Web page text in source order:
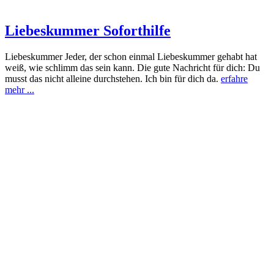
Liebeskummer Soforthilfe
Liebeskummer Jeder, der schon einmal Liebeskummer gehabt hat
weiß, wie schlimm das sein kann. Die gute Nachricht für dich: Du
musst das nicht alleine durchstehen. Ich bin für dich da. erfahre
mehr ...